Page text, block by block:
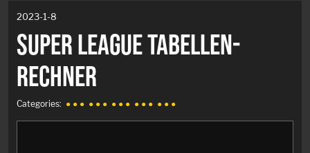
2023-1-8
SUPER LEAGUE TABELLEN-
RECHNER
Categories: ● ● ● ● ● ● ● ● ● ● ● ● ● ● ●